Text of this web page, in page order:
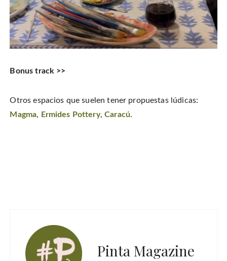
Bonus track >>
Otros espacios que suelen tener propuestas lúdicas:
Magma, Ermides Pottery,Caracú.
Pinta Magazine